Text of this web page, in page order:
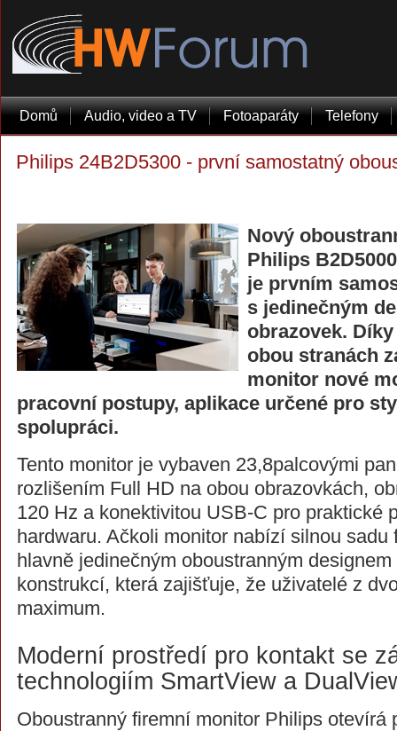
Domů Audio, video a TV Fotoaparáty Telefony
Philips 24B2D5300 - první samostatný
Nový
Philips
je prvním
s jedinečným
obrazovek.
obou stranách
monitor nové
pracovní postupy, aplikace určené pro
spolupráci.
Tento monitor je vybaven 23,8palcovými
rozlišením Full HD na obou obrazovkách,
120 Hz a konektivitou USB-C pro praktické
hardwaru. Ačkoli monitor nabízí silnou sadu
hlavně jedinečným oboustranným
konstrukcí, která zajišťuje, že uživatelé z
maximum.
Moderní prostředí pro kontakt se
technologiím SmartView a
Oboustranný firemní monitor Philips otevírá